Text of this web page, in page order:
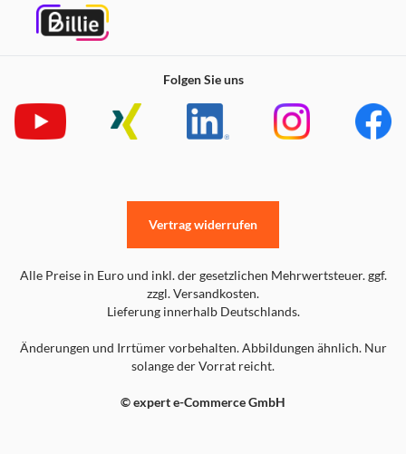
Folgen Sie uns
Alle Preise in Euro und inkl. der gesetzlichen Mehrwertsteuer. ggf.
zzgl. Versandkosten.
Lieferung innerhalb Deutschlands.
Änderungen und Irrtümer vorbehalten. Abbildungen ähnlich. Nur
solange der Vorrat reicht.
© expert e-Commerce GmbH
Vertrag widerrufen